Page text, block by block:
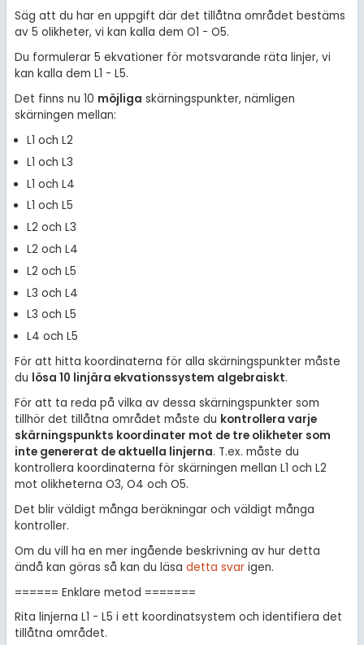
Säg att du har en uppgift där det tillåtna området bestäms
av 5 olikheter, vi kan kalla dem O1 - O5.
Du formulerar 5 ekvationer för motsvarande räta linjer, vi
kan kalla dem L1 - L5.
Det finns nu 10 möjliga skärningspunkter, nämligen
skärningen mellan:
L1 och L2
L1 och L3
L1 och L4
L1 och L5
L2 och L3
L2 och L4
L2 och L5
L3 och L4
L3 och L5
L4 och L5
För att hitta koordinaterna för alla skärningspunkter måste
du lösa 10 linjära ekvationssystem algebraiskt.
För att ta reda på vilka av dessa skärningspunkter som
tillhör det tillåtna området måste du kontrollera varje
skärningspunkts koordinater mot de tre olikheter som
inte genererat de aktuella linjerna. T.ex. måste du
kontrollera koordinaterna för skärningen mellan L1 och L2
mot olikheterna O3, O4 och O5.
Det blir väldigt många beräkningar och väldigt många
kontroller.
Om du vill ha en mer ingående beskrivning av hur detta
ändå kan göras så kan du läsa detta svarigen.
====== Enklare metod =======
Rita linjerna L1 - L5 i ett koordinatsystem och identifiera det
tillåtna området.